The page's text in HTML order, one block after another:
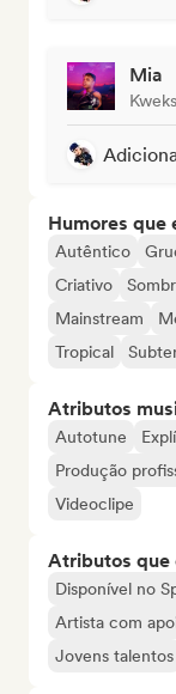
Mia
Kweks
Humores que
Autêntico
Criativo
Mainstream
Tropical
Atributos
Autotune
Produção
Videoclipe
Atributos que
Disponível no
Artista com
Jovens talentos